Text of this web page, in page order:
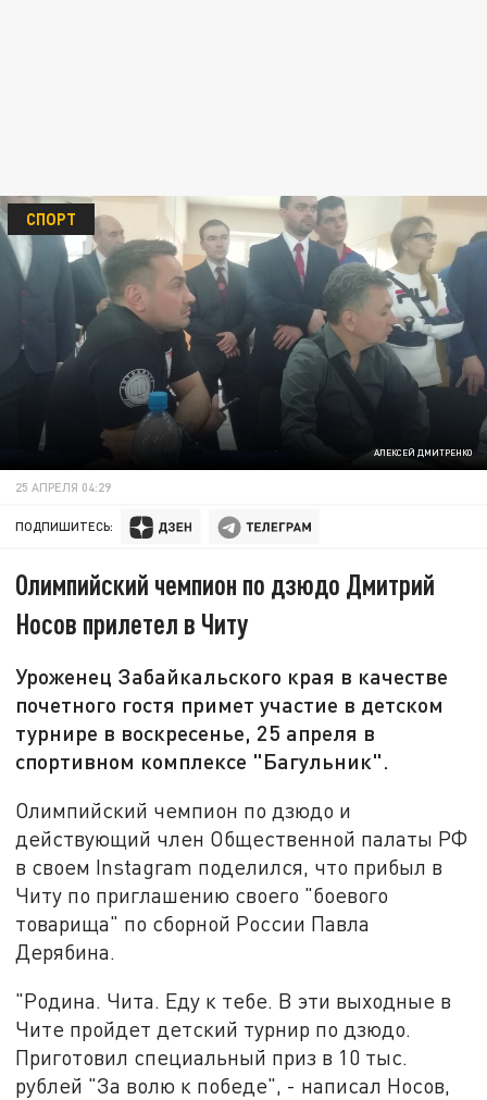
АЛЕКСЕЙ ДМИТРЕНКО
СПОРТ
25 АПРЕЛЯ 04:29
ПОДПИШИТЕСЬ:
Олимпийский чемпион по дзюдо Дмитрий
Носов прилетел в Читу
Уроженец Забайкальского края в качестве
почетного гостя примет участие в детском
турнире в воскресенье, 25 апреля в
спортивном комплексе "Багульник".
Олимпийский чемпион по дзюдо и
действующий член Общественной палаты РФ
в своем Instagram поделился, что прибыл в
Читу по приглашению своего "боевого
товарища" по сборной России Павла
Дерябина.
"Родина. Чита. Еду к тебе. В эти выходные в
Чите пройдет детский турнир по дзюдо.
Приготовил специальный приз в 10 тыс.
рублей "За волю к победе", - написал Носов,